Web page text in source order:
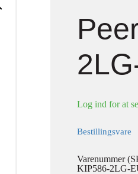
Log ind for at
Bestillingsvare
Varenummer
KIP586-2LG-